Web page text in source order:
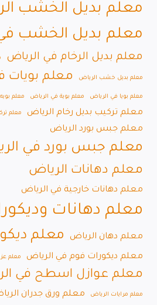
معلم بديل الخشب
معلم بديل الخشب
معلم بديل الرخام في الرياض
معلم بديل خشب الرياض معلم بويات
معلم بويا في الرياض معلم بوية في الرياض معلم
معلم تركيب بديل رخام الرياض معلم
معلم جبس بورد الرياض
معلم جبس بورد في
معلم دهانات الرياض
معلم دهانات خارجية في الرياض
معلم دهانات
معلم دهان الرياض معلم
معلم ديكورات فوم في الرياض معلم
معلم عوازل اسطح في
معلم مرايات الرياض معلم ورق جدران